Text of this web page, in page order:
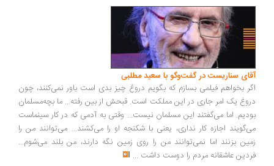
سناریست در گفت‌وگو با سعید مطلبی
بخواهم فیلمی بسازم که بگویم دروغ چیز بدی است باور نمی‌کنند، چون
یک امر جاری در این مملکت است. قبحش از بین رفته... ما بچه‌مسلمان
اما می‌گفتند این مسلمان نیست... وقتی به آدمی که در کار سینماست
اجازه کار نداری، یعنی با شکنجه او را می‌کشند... می‌توانند من را
بزنند اما نمی‌توانند من را روی زمین نگه دارند، من بلند می‌شوم...
عاشقانه مردم را دوست داشت ...